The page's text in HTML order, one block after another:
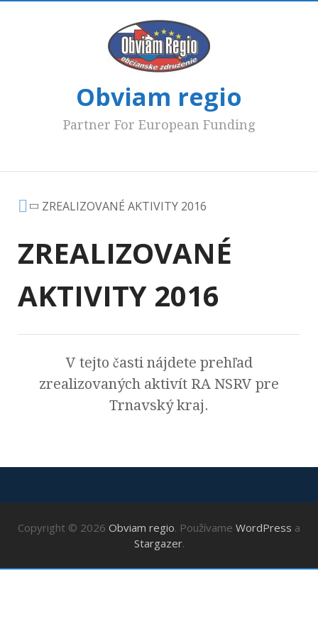
Obviam regio
Partner For European Funding
ZREALIZOVANÉ AKTIVITY 2016
ZREALIZOVANÉ
AKTIVITY 2016
V tejto časti nájdete prehľad
zrealizovaných aktivít RA NSRV pre
Trnavský kraj.
Copyright © 2026 Obviam regio. Používame WordPress a
Stargazer.